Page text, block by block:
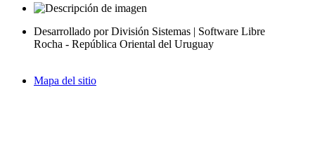
Desarrollado por División Sistemas | Software Libre
Rocha - República Oriental del Uruguay
Mapa del sitio